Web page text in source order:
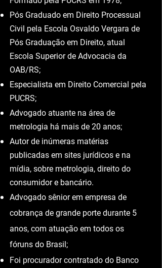
Formado pela PUCRS em 1978;
Pós Graduado em Direito Processual
Civil pela Escola Osvaldo Vergara de
Pós Graduação em Direito, atual
Escola Superior de Advocacia da
OAB/RS;
Especialista em Direito Comercial pela
PUCRS;
Advogado atuante na área de
metrologia há mais de 20 anos;
Autor de inúmeras matérias
publicadas em sites jurídicos e na
mídia, sobre metrologia, direito do
consumidor e bancário.
Advogado sênior em empresa de
cobrança de grande porte durante 5
anos, com atuação em todos os
fóruns do Brasil;